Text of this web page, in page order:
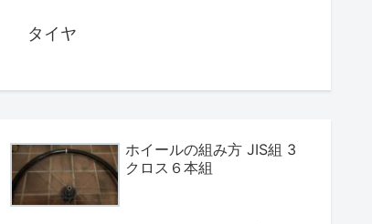
タイヤ
ホイールの組み方 JIS組 3
クロス６本組